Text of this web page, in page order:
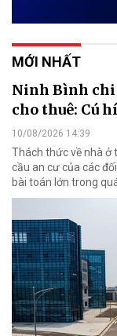
MỚI NHẤT
Ninh Bình chi
cho thuê: Cú
10/08/2026 14:39
Thách thức về nhà ở
cầu an cư của các
bài toán lớn trong